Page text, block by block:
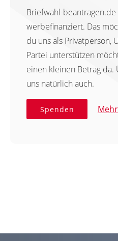
Briefwahl-beantragen.de
werbefinanziert. Das
du uns als Privatperson,
Partei unterstützen
einen kleinen Betrag
uns natürlich auch.
Spenden